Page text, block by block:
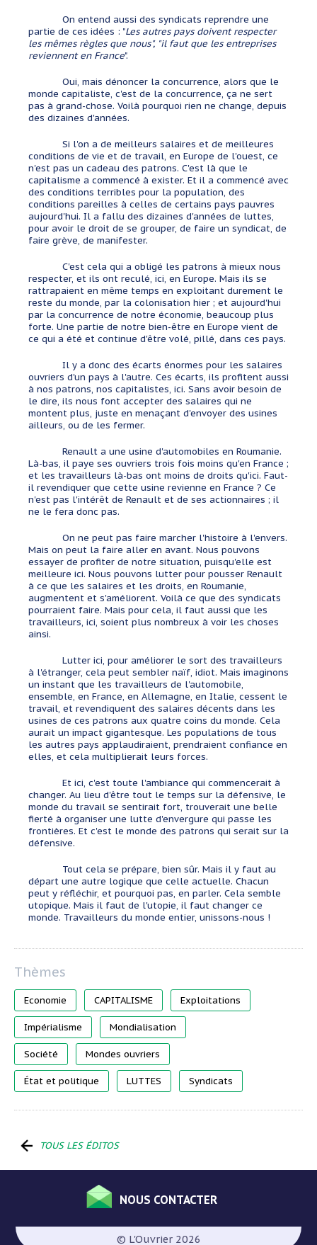
On entend aussi des syndicats reprendre une
partie de ces idées : "Les autres pays doivent respecter
les mêmes règles que nous", "il faut que les entreprises
reviennent en France".
Oui, mais dénoncer la concurrence, alors que le
monde capitaliste, c'est de la concurrence, ça ne sert
pas à grand-chose. Voilà pourquoi rien ne change, depuis
des dizaines d'années.
Si l'on a de meilleurs salaires et de meilleures
conditions de vie et de travail, en Europe de l'ouest, ce
n'est pas un cadeau des patrons. C'est là que le
capitalisme a commencé à exister. Et il a commencé avec
des conditions terribles pour la population, des
conditions pareilles à celles de certains pays pauvres
aujourd'hui. Il a fallu des dizaines d'années de luttes,
pour avoir le droit de se grouper, de faire un syndicat, de
faire grève, de manifester.
C'est cela qui a obligé les patrons à mieux nous
respecter, et ils ont reculé, ici, en Europe. Mais ils se
rattrapaient en même temps en exploitant durement le
reste du monde, par la colonisation hier ; et aujourd'hui
par la concurrence de notre économie, beaucoup plus
forte. Une partie de notre bien-être en Europe vient de
ce qui a été et continue d'être volé, pillé, dans ces pays.
Il y a donc des écarts énormes pour les salaires
ouvriers d'un pays à l'autre. Ces écarts, ils profitent aussi
à nos patrons, nos capitalistes, ici. Sans avoir besoin de
le dire, ils nous font accepter des salaires qui ne
montent plus, juste en menaçant d'envoyer des usines
ailleurs, ou de les fermer.
Renault a une usine d'automobiles en Roumanie.
Là-bas, il paye ses ouvriers trois fois moins qu'en France ;
et les travailleurs là-bas ont moins de droits qu'ici. Faut-
il revendiquer que cette usine revienne en France ? Ce
n'est pas l'intérêt de Renault et de ses actionnaires ; il
ne le fera donc pas.
On ne peut pas faire marcher l'histoire à l'envers.
Mais on peut la faire aller en avant. Nous pouvons
essayer de profiter de notre situation, puisqu'elle est
meilleure ici. Nous pouvons lutter pour pousser Renault
à ce que les salaires et les droits, en Roumanie,
augmentent et s'améliorent. Voilà ce que des syndicats
pourraient faire. Mais pour cela, il faut aussi que les
travailleurs, ici, soient plus nombreux à voir les choses
ainsi.
Lutter ici, pour améliorer le sort des travailleurs
à l'étranger, cela peut sembler naïf, idiot. Mais imaginons
un instant que les travailleurs de l'automobile,
ensemble, en France, en Allemagne, en Italie, cessent le
travail, et revendiquent des salaires décents dans les
usines de ces patrons aux quatre coins du monde. Cela
aurait un impact gigantesque. Les populations de tous
les autres pays applaudiraient, prendraient confiance en
elles, et cela multiplierait leurs forces.
Et ici, c'est toute l'ambiance qui commencerait à
changer. Au lieu d'être tout le temps sur la défensive, le
monde du travail se sentirait fort, trouverait une belle
fierté à organiser une lutte d'envergure qui passe les
frontières. Et c'est le monde des patrons qui serait sur la
défensive.
Tout cela se prépare, bien sûr. Mais il y faut au
départ une autre logique que celle actuelle. Chacun
peut y réfléchir, et pourquoi pas, en parler. Cela semble
utopique. Mais il faut de l'utopie, il faut changer ce
monde. Travailleurs du monde entier, unissons-nous !
Economie CAPITALISME Exploitations
Impérialisme Mondialisation
Société Mondes ouvriers
État et politique LUTTES Syndicats
TOUS LES ÉDITOS
Pied
NOUS CONTACTER
© L'Ouvrier 2026